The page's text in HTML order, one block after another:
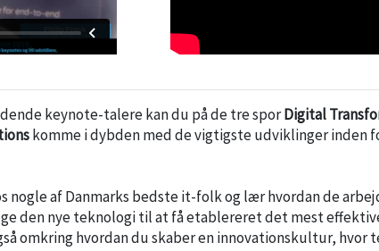
keynote-talere kan du på de tre sporDigital
komme i dybden med de vigtigste udviklinger inden
nogle af Danmarks bedste it-folk og lær hvordan de
den nye teknologi til at få etablereret det mest
omkring hvordan du skaber en innovationskultur, hvor